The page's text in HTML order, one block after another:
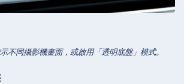
不同攝影機畫面，或啟用「透明底盤」模式。